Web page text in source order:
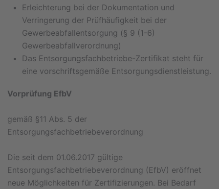
Erleichterung bei der Dokumentation und
Verringerung der Prüfhäufigkeit bei der
Gewerbeabfallentsorgung (§ 9 (1-6)
Gewerbeabfallverordnung)
Das Entsorgungsfachbetriebe-Zertifikat steht für
eine vorschriftsgemäße Entsorgungsdienstleistung.
Vorprüfung EfbV
gemäß §11 Abs. 5 der
Entsorgungsfachbetriebeverordnung
Die seit dem 01.06.2017 gültige
Entsorgungsfachbetriebeverordnung (EfbV) eröffnet
neue Möglichkeiten für Zertifizierungen. Bei Bedarf